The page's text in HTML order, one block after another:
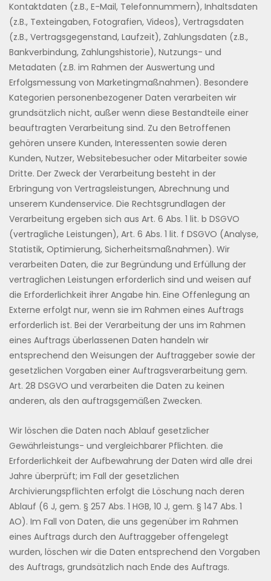
Kontaktdaten (z.B., E-Mail, Telefonnummern), Inhaltsdaten
(z.B., Texteingaben, Fotografien, Videos), Vertragsdaten
(z.B., Vertragsgegenstand, Laufzeit), Zahlungsdaten (z.B.,
Bankverbindung, Zahlungshistorie), Nutzungs- und
Metadaten (z.B. im Rahmen der Auswertung und
Erfolgsmessung von Marketingmaßnahmen). Besondere
Kategorien personenbezogener Daten verarbeiten wir
grundsätzlich nicht, außer wenn diese Bestandteile einer
beauftragten Verarbeitung sind. Zu den Betroffenen
gehören unsere Kunden, Interessenten sowie deren
Kunden, Nutzer, Websitebesucher oder Mitarbeiter sowie
Dritte. Der Zweck der Verarbeitung besteht in der
Erbringung von Vertragsleistungen, Abrechnung und
unserem Kundenservice. Die Rechtsgrundlagen der
Verarbeitung ergeben sich aus Art. 6 Abs. 1 lit. b DSGVO
(vertragliche Leistungen), Art. 6 Abs. 1 lit. f DSGVO (Analyse,
Statistik, Optimierung, Sicherheitsmaßnahmen). Wir
verarbeiten Daten, die zur Begründung und Erfüllung der
vertraglichen Leistungen erforderlich sind und weisen auf
die Erforderlichkeit ihrer Angabe hin. Eine Offenlegung an
Externe erfolgt nur, wenn sie im Rahmen eines Auftrags
erforderlich ist. Bei der Verarbeitung der uns im Rahmen
eines Auftrags überlassenen Daten handeln wir
entsprechend den Weisungen der Auftraggeber sowie der
gesetzlichen Vorgaben einer Auftragsverarbeitung gem.
Art. 28 DSGVO und verarbeiten die Daten zu keinen
anderen, als den auftragsgemäßen Zwecken.
Wir löschen die Daten nach Ablauf gesetzlicher
Gewährleistungs- und vergleichbarer Pflichten. die
Erforderlichkeit der Aufbewahrung der Daten wird alle drei
Jahre überprüft; im Fall der gesetzlichen
Archivierungspflichten erfolgt die Löschung nach deren
Ablauf (6 J, gem. § 257 Abs. 1 HGB, 10 J, gem. § 147 Abs. 1
AO). Im Fall von Daten, die uns gegenüber im Rahmen
eines Auftrags durch den Auftraggeber offengelegt
wurden, löschen wir die Daten entsprechend den Vorgaben
des Auftrags, grundsätzlich nach Ende des Auftrags.